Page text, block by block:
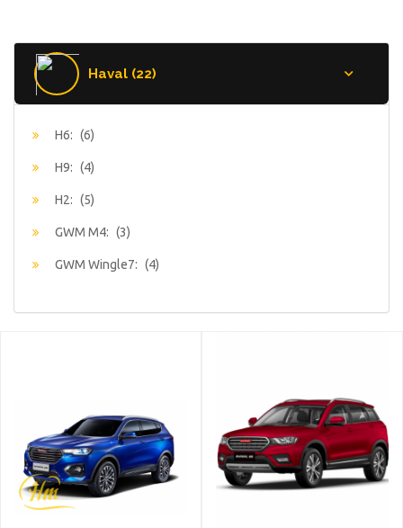
Haval (22)
H6: (6)
H9: (4)
H2: (5)
GWM M4: (3)
GWM Wingle7: (4)